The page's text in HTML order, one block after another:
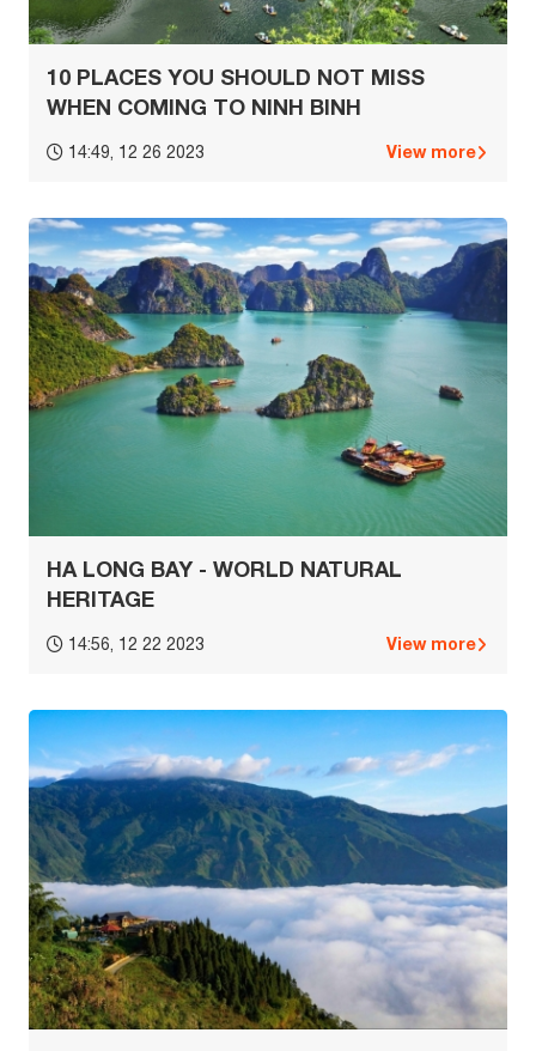
10 PLACES YOU SHOULD NOT MISS
WHEN COMING TO NINH BINH
14:49, 12 26 2023 View more
HA LONG BAY - WORLD NATURAL
HERITAGE
14:56, 12 22 2023 View more